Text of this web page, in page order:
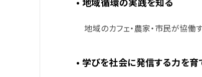
地域のカフェ・農家・市民が協働
• 学びを社会に発信する力を育